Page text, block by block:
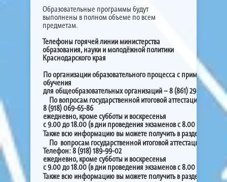
Образовательные программы будут
выполнены в полном объеме по всем
предметам.
Телефоны горячей линии министерства
образования, науки и молодёжной политики
Краснодарского края
По организации образовательного процесса с
обучения
для общеобразовательных организаций –8 (861) 298-25-91
По вопросам государственной итоговой аттестации
8 (918) 069-65-86
ежедневно, кроме субботы и воскресенья
с 9.00 до 18.00 (в дни проведения экзаменов с 8.00 до 21.00)
Также всю информацию вы можете получить в разделе
По вопросам государственной итоговой аттестации
Телефон: 8 (918) 189-99-02
ежедневно, кроме субботы и воскресенья
с 9.00 до 18.00 (в дни проведения экзаменов с 8.00 до 21.00)
Также всю информацию вы можете получить в разделе
ГИА-11